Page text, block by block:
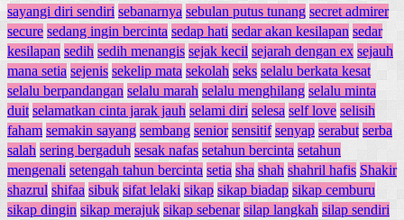
sayangi diri sendiri sebanarnya sebulan putus tunang secret admirer
secure sedang ingin bercinta sedap hati sedar akan kesilapan sedar
kesilapan sedih sedih menangis sejak kecil sejarah dengan ex sejauh
mana setia sejenis sekelip mata sekolah seks selalu berkata kesat
selalu berpandangan selalu marah selalu menghilang selalu minta
duit selamatkan cinta jarak jauh selami diri selesa self love selisih
faham semakin sayang sembang senior sensitif senyap serabut serba
salah sering bergaduh sesak nafas setahun bercinta setahun
mengenali setengah tahun bercinta setia sha shah shahril hafis Shakir
shazrul shifaa sibuk sifat lelaki sikap sikap biadap sikap cemburu
sikap dingin sikap merajuk sikap sebenar silap langkah silap sendiri